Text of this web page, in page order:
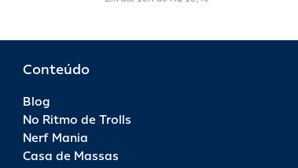
Conteúdo
Blog
No Ritmo de Trolls
Nerf Mania
Casa de Massas